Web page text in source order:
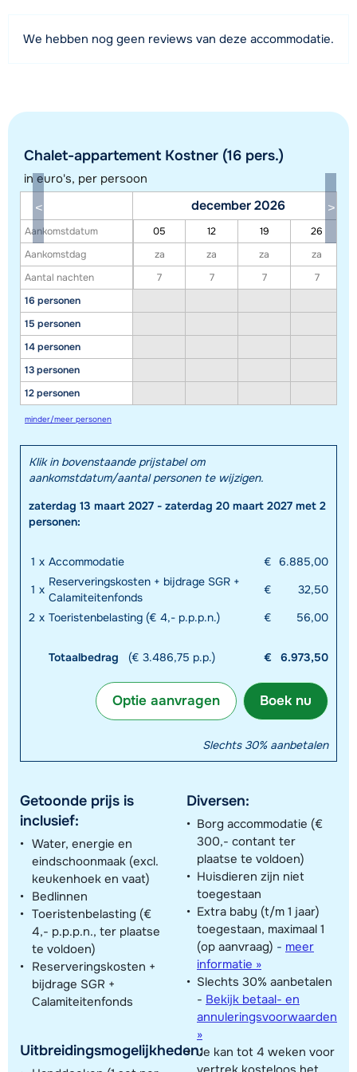
6 kilometer
Bekijk kaart
Toon alle accommodaties in dit gebied
Deze kaart geeft een indicatie van de ligging van onze accommodaties. De
We hebben nog geen reviews van deze accommodatie.
Chalet-appartement Kostner (16 pers.)
in euro's, per persoon
Aankomstdatum
Aankomstdag
Aantal nachten
16 personen
15 personen
14 personen
13 personen
12 personen
december 2026
05 12 19
26
za
za za
za
7
7 7 7
minder/meer personen
Klik in bovenstaande prijstabel om
aankomstdatum/aantal personen te wijzigen.
zaterdag 13 maart 2027 - zaterdag 20 maart 2027 met 2
personen:
1 x Accommodatie € 6.885,00
1 x
Reserveringskosten + bijdrage SGR +
Calamiteitenfonds
€
32,50
2 x Toeristenbelasting (€ 4,- p.p.p.n.) € 56,00
Totaalbedrag (€ 3.486,75 p.p.) € 6.973,50
Boek nu
Optie aanvragen
Slechts 30% aanbetalen
Getoonde prijs is
inclusief:
Water, energie en
eindschoonmaak (excl.
keukenhoek en vaat)
Bedlinnen
Toeristenbelasting (€
4,- p.p.p.n., ter plaatse
te voldoen)
Reserveringskosten +
bijdrage SGR +
Calamiteitenfonds
Uitbreidingsmogelijkheden:
Diversen:
Borg accommodatie (€
300,- contant ter
plaatse te voldoen)
Huisdieren zijn niet
toegestaan
Extra baby (t/m 1 jaar)
toegestaan, maximaal 1
(op aanvraag) - meer
informatie »
Slechts 30% aanbetalen
- Bekijk betaal- en
annuleringsvoorwaarden
»
Je kan tot 4 weken voor